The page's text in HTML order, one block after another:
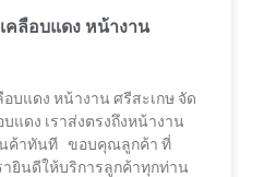
คลือบแดง หน้างาน
อบแดง หน้างาน ศรีสะเกษ จัด
แดง เราส่งตรงถึงหน้างาน
นค้าทันที ขอบคุณลูกค้า ที่
ายินดีให้บริการลูกค้าทุกท่าน